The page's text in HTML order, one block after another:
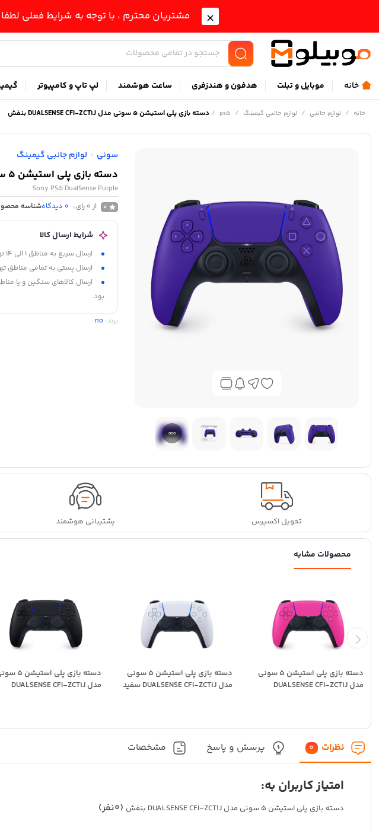
مشتریان محترم ، با توجه به شرایط فعلی
خانه موبايل و تبلت هدفون و هندزفری ساعت هوشمند لپ تاپ و کامپیوتر
خانه / لوازم جانبی / لوازم جانبی گیمینگ /
ps5
/ دسته بازی پلی استیشن 5 سونی مدل DUALSENSE CFI-ZCT1J بنفش
سونی / لوازم جانبی گیمینگ
دسته بازی پلی استیشن 5 سونی مدل DUALSENSE CFI-ZCT1J بنفش
Sony PS5 DualSense Purple
0 از 0 رای 0 دیدگاهشناسه
شرایط ارسال کالا
ارسال سریع به مناطق 1 الی 14 تهران
ارسال پستی به تمامی مناطق
ارسال کالاهای سنگین و یا
بود.
برند: no
تحویل اکسپرس پشتیبانی هوشمند
محصولات مشابه
دسته بازی پلی استیشن 5 سونی
مدل DUALSENSE CFI-ZCT1J
دسته بازی پلی استیشن 5 سونی
مدل DUALSENSE CFI-ZCT1J سفید
دسته بازی پلی
مدل DUALSENSE CFI-ZCT1J
نظرات 0 پرسش و پاسخ مشخصات
امتیاز کاربران به:
دسته بازی پلی استیشن 5 سونی مدل DUALSENSE CFI-ZCT1J بنفش (0نفر)